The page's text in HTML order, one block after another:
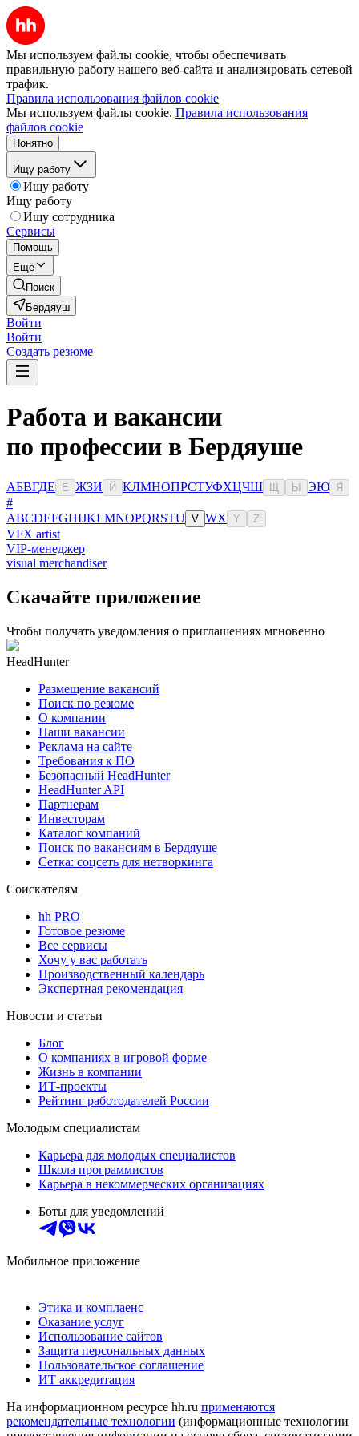
Мы используем файлы cookie, чтобы обеспечивать
правильную работу нашего веб-сайта и анализировать сетевой
трафик.
Правила использования файлов cookie
Мы используем файлы cookie. Правила использования
файлов cookie
Понятно
Ищу работу
Ищу работу
Ищу работу
Ищу сотрудника
Сервисы
Помощь
Ещё
Поиск
Бердяуш
Войти
Войти
Создать резюме
Работа и вакансии
по профессии в Бердяуше
АБВГДЕ Ё ЖЗИ Й КЛМНОПРСТУФХЦЧШ Ы ЭЮ Я
#
ABCDEFGHIJKLMNOPQRSTU V WX Y Z
VFX artist
VIP-менеджер
visual merchandiser
Скачайте приложение
Чтобы получать уведомления о приглашениях мгновенно
HeadHunter
Размещение вакансий
Поиск по резюме
О компании
Наши вакансии
Реклама на сайте
Требования к ПО
Безопасный HeadHunter
HeadHunter API
Партнерам
Инвесторам
Каталог компаний
Поиск по вакансиям в Бердяуше
Сетка: соцсеть для нетворкинга
Соискателям
hh PRO
Готовое резюме
Все сервисы
Хочу у вас работать
Производственный календарь
Экспертная рекомендация
Новости и статьи
Блог
О компаниях в игровой форме
Жизнь в компании
ИТ-проекты
Рейтинг работодателей России
Молодым специалистам
Карьера для молодых специалистов
Школа программистов
Карьера в некоммерческих организациях
Боты для уведомлений
Мобильное приложение
Этика и комплаенс
Оказание услуг
Использование сайтов
Защита персональных данных
Пользовательское соглашение
ИТ аккредитация
На информационном ресурсе hh.ru применяются
рекомендательные технологии (информационные технологии